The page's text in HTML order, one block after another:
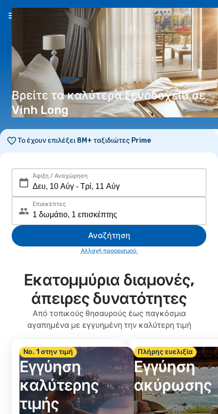
EL(€)
Βρείτε τα καλύτερα ξενοδοχεία σε
Vinh Long
Το έχουν επιλέξει 8M+ ταξιδιώτες Prime
Άφιξη / Αναχώρηση
Επισκέπτες
Αναζήτηση
Αλλαγή προορισμού;
Εκατομμύρια διαμονές,
άπειρες δυνατότητες
Από τοπικούς θησαυρούς έως παγκόσμια
αγαπημένα με εγγυημένη την καλύτερη τιμή
Νο. 1 στην τιμή
Εγγύηση
καλύτερης
τιμής
Πλήρης ευελιξία
Εγγύηση
ακύρωσης